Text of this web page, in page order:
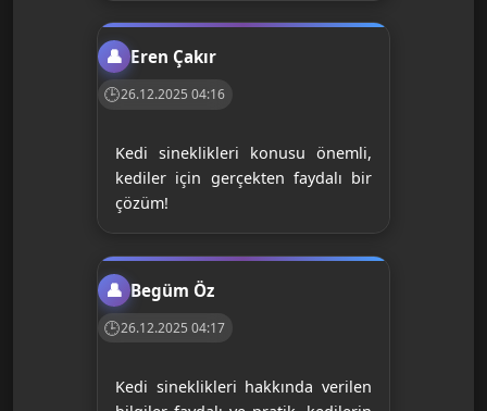
Eren Çakır
26.12.2025 04:16
Kedi sineklikleri konusu önemli,
kediler için gerçekten faydalı bir
çözüm!
Begüm Öz
26.12.2025 04:17
Kedi sineklikleri hakkında verilen